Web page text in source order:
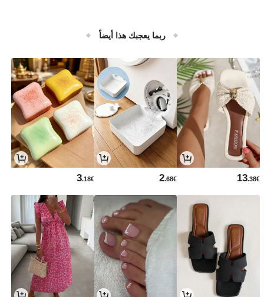
ربما يعجبك هذا أيضاً
13.38€
2.68€
3.18€